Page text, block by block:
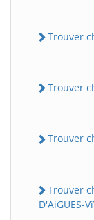
Trouver
Trouver
Trouver
Trouver
D'AiGUES-